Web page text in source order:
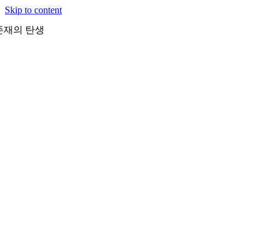
Skip to content
재의 탄생